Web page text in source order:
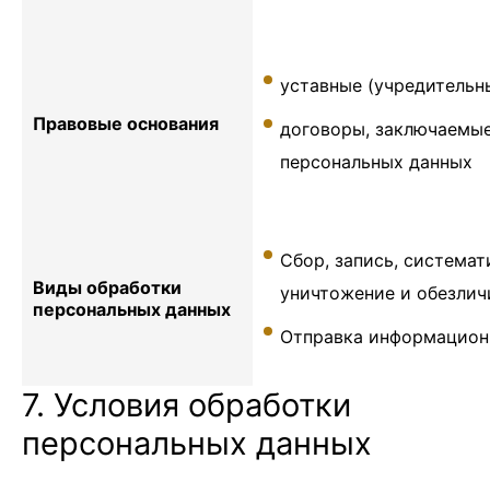
Правовые основания
уставные
договоры,
персональных данных
Виды обработки
персональных данных
Сбор, запись,
уничтожение и
Отправка
7. Условия обработки
персональных данных